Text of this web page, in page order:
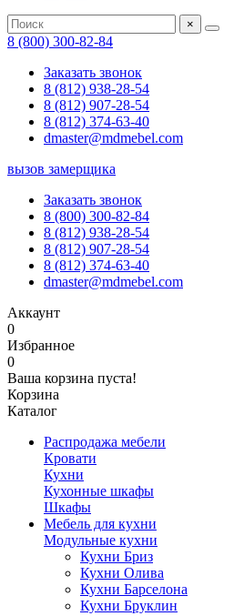
×
8 (800) 300-82-84
Заказать звонок
8 (812) 938-28-54
8 (812) 907-28-54
8 (812) 374-63-40
dmaster@mdmebel.com
вызов замерщика
Заказать звонок
8 (800) 300-82-84
8 (812) 938-28-54
8 (812) 907-28-54
8 (812) 374-63-40
dmaster@mdmebel.com
Аккаунт
0
Избранное
0
Ваша корзина пуста!
Корзина
Каталог
Распродажа мебели
Кровати
Кухни
Кухонные шкафы
Шкафы
Мебель для кухни
Модульные кухни
Кухни Бриз
Кухни Олива
Кухни Барселона
Кухни Бруклин